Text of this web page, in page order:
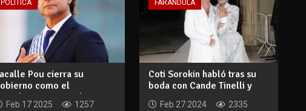
POLÍTICA
Pou cierra su
como el
presidente mejor valo...
Feb 17 2025
1257
FARÁNDULA
Coti Sorokin habló tras su
boda con Cande Tinelli y
Feb 27 2024
2335